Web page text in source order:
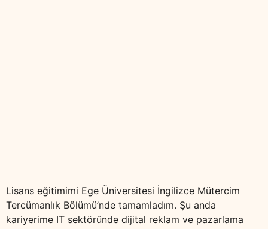
Lisans eğitimimi Ege Üniversitesi İngilizce Mütercim
Tercümanlık Bölümü’nde tamamladım. Şu anda
kariyerime IT sektöründe dijital reklam ve pazarlama